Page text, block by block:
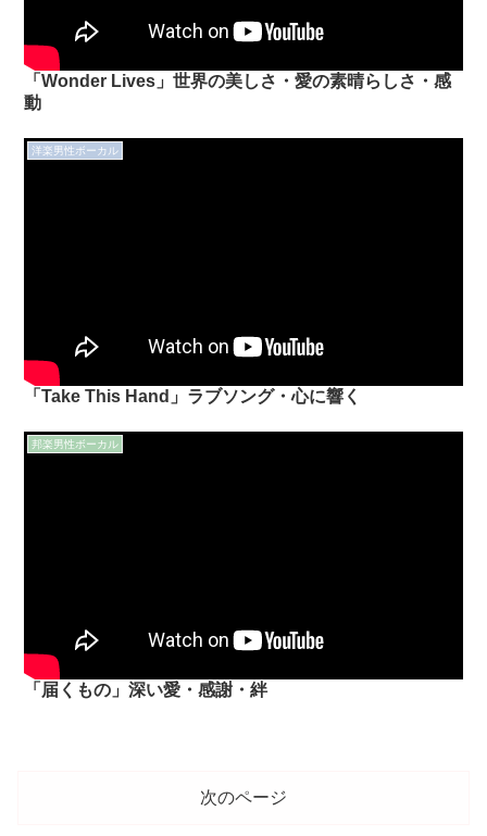
「Wonder Lives」世界の美しさ・愛の素晴らしさ・感
動
洋楽男性ボーカル
「Take This Hand」ラブソング・心に響く
邦楽男性ボーカル
「届くもの」深い愛・感謝・絆
次のページ